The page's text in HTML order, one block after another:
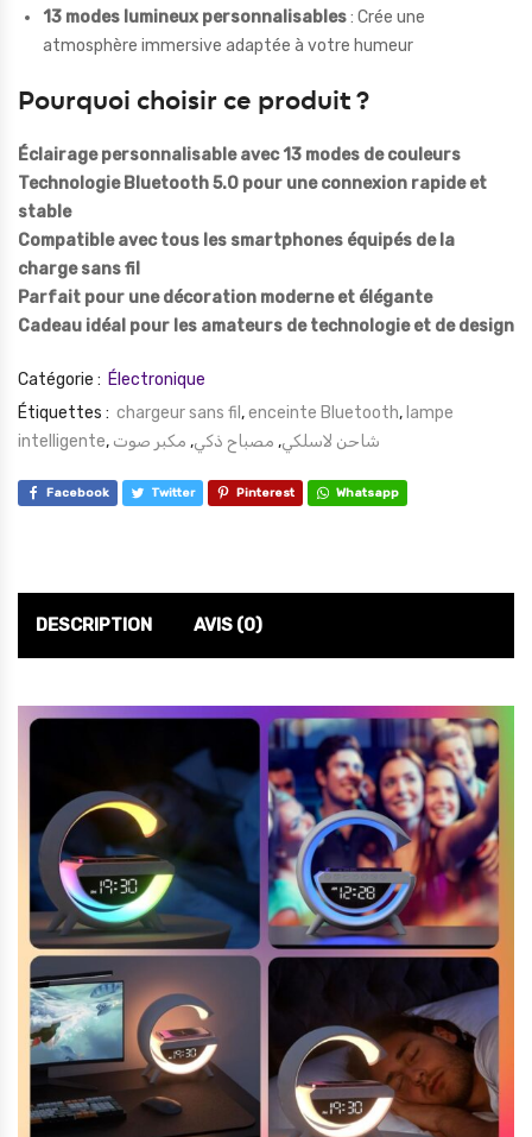
13 modes lumineux personnalisables: Crée une
atmosphère immersive adaptée à votre humeur
Pourquoi choisir ce produit ?
Éclairage personnalisable avec 13 modes de couleurs
Technologie Bluetooth 5.0 pour une connexion rapide et
stable
Compatible avec tous les smartphones équipés de la
charge sans fil
Parfait pour une décoration moderne et élégante
Cadeau idéal pour les amateurs de technologie et de design
Catégorie : Électronique
Étiquettes : chargeur sans fil ,enceinte Bluetooth, lampe
intelligente, شاحن لاسلكي, مصباح ذكي, مكبر صوت
Facebook Twitter Pinterest Whatsapp
DESCRIPTION AVIS (0)